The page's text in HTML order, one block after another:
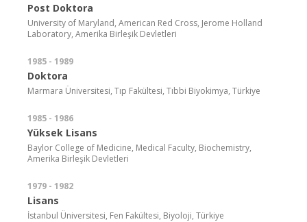
Post Doktora
University of Maryland, American Red Cross, Jerome Holland
Laboratory, Amerika Birleşik Devletleri
1985 - 1989
Doktora
Marmara Üniversitesi, Tıp Fakültesi, Tıbbi Biyokimya, Türkiye
1985 - 1986
Yüksek Lisans
Baylor College of Medicine, Medical Faculty, Biochemistry,
Amerika Birleşik Devletleri
1979 - 1982
Lisans
İstanbul Üniversitesi, Fen Fakültesi, Biyoloji, Türkiye